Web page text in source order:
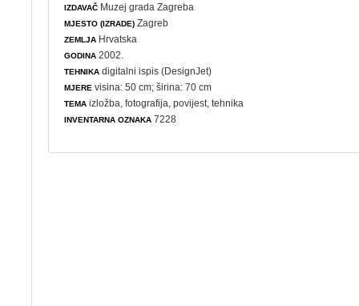
IZDAVAČ Muzej grada Zagreba
MJESTO (IZRADE) Zagreb
ZEMLJA Hrvatska
GODINA 2002.
TEHNIKA digitalni ispis (DesignJet)
MJERE visina: 50 cm; širina: 70 cm
TEMA izložba ,fotografija ,povijest ,tehnika
INVENTARNA OZNAKA 7228